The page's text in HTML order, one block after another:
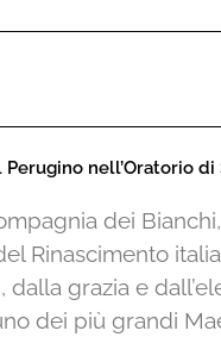
Perugino nell’Oratorio
dei
Rinascimento
dalla grazia e
dei più grandi